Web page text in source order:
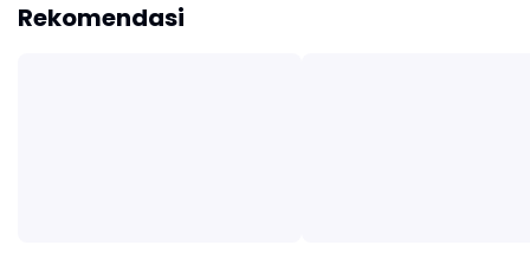
Rekomendasi